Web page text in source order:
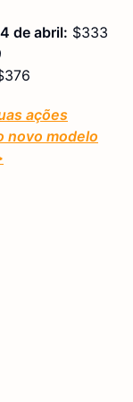
de abril: $333
ações
novo modelo